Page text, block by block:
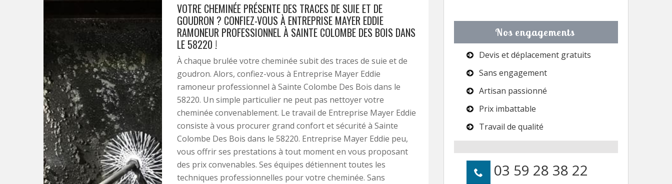
VOTRE CHEMINÉE PRÉSENTE DES TRACES DE SUIE ET DE
GOUDRON ? CONFIEZ-VOUS À ENTREPRISE MAYER EDDIE
RAMONEUR PROFESSIONNEL À SAINTE COLOMBE DES BOIS DANS
LE 58220 !
À chaque brulée votre cheminée subit des traces de suie et de
goudron. Alors, confiez-vous à Entreprise Mayer Eddie
ramoneur professionnel à Sainte Colombe Des Bois dans le
58220. Un simple particulier ne peut pas nettoyer votre
cheminée convenablement. Le travail de Entreprise Mayer Eddie
consiste à vous procurer grand confort et sécurité à Sainte
Colombe Des Bois dans le 58220. Entreprise Mayer Eddie peu,
vous offrir ses prestations à tout moment en vous proposant
des prix convenables. Ses équipes détiennent toutes les
techniques professionnelles pour votre cheminée. Sans
Nos engagements
Devis et déplacement gratuits
Sans engagement
Artisan passionné
Prix imbattable
Travail de qualité
03 59 28 38 22